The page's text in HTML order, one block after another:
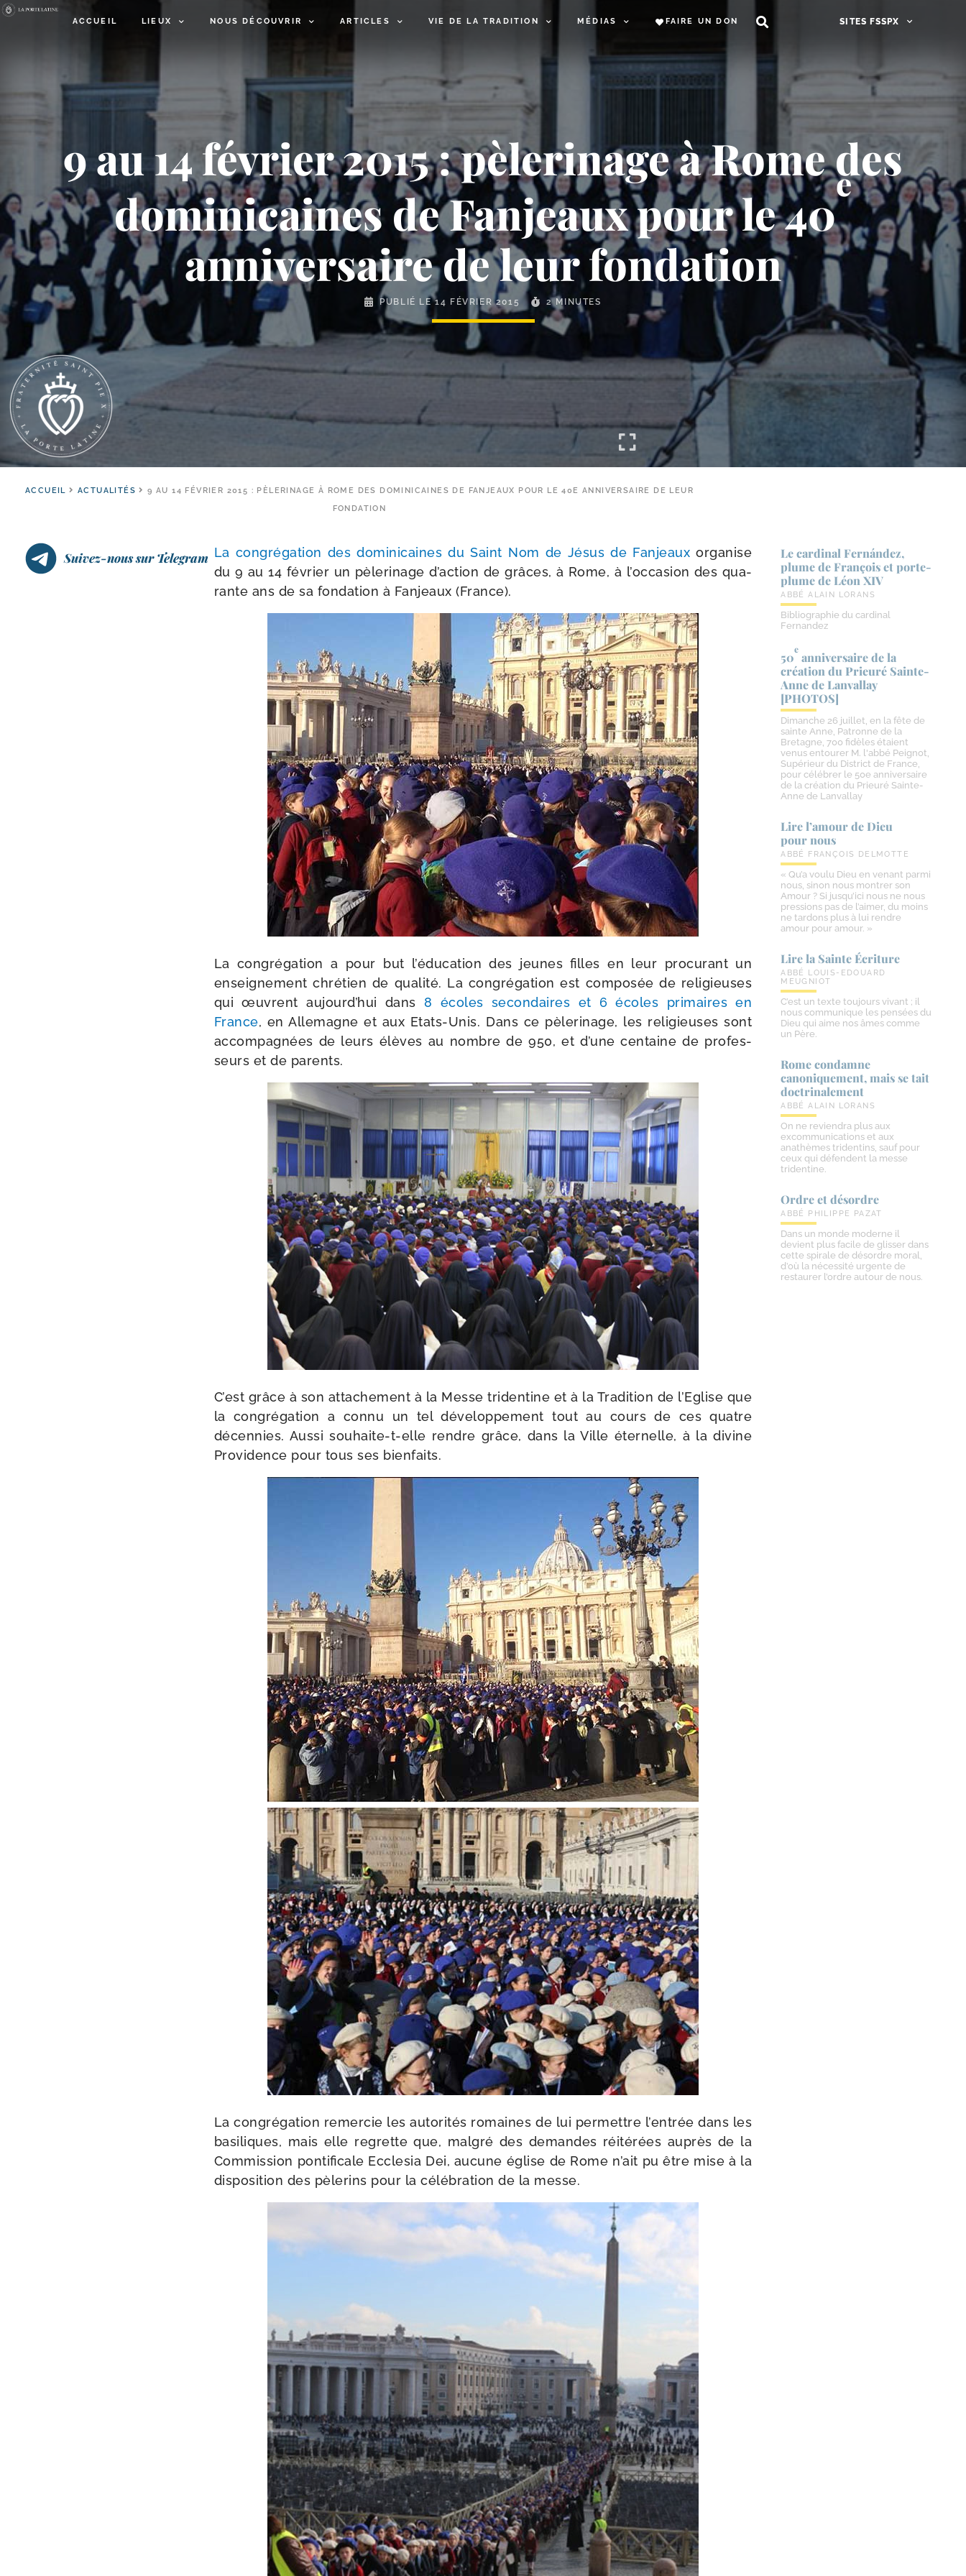
ACCUEIL LIEUX NOUS DÉCOUVRIR ARTICLES VIE DE LA TRADITION MÉDIAS FAIRE UN DON SITES FSSPX
9 au 14 février 2015 : pèlerinage à Rome des
dominicaines de Fanjeaux pour le 40
e
anniversaire de leur fondation
PUBLIÉ LE14 FÉVRIER 2015 2 MINUTES
ACCUEIL ACTUALITÉS
9 AU 14 FÉVRIER 2015 : PÈLERINAGE À ROME DES DOMINICAINES DE FANJEAUX POUR LE 40E ANNIVERSAIRE DE LEUR
FONDATION
Suivez-nous sur Telegram La congré­ga­tion des domi­ni­caines du Saint Nom de Jésus de Fanjeaux orga­nise
du 9 au 14 février un pèle­ri­nage d’action de grâces, à Rome, à l’occasion des qua­
rante ans de sa fon­da­tion à Fanjeaux (France).
La congré­ga­tion a pour but l’éducation des jeunes filles en leur pro­cu­rant un
ensei­gne­ment chré­tien de qua­li­té. La congré­ga­tion est com­po­sée de reli­gieuses
qui œuvrent aujourd’hui dans 8 écoles secon­daires et 6 écoles pri­maires en
France, en Allemagne et aux Etats-​Unis. Dans ce pèle­ri­nage, les reli­gieuses sont
accom­pa­gnées de leurs élèves au nombre de 950, et d’une cen­taine de pro­fes­
seurs et de parents.
C’est grâce à son atta­che­ment à la Messe tri­den­tine et à la Tradition de l’Eglise que
la congré­ga­tion a connu un tel déve­lop­pe­ment tout au cours de ces quatre
décen­nies. Aussi souhaite-​t-​elle rendre grâce, dans la Ville éter­nelle, à la divine
Providence pour tous ses bienfaits.
La congré­ga­tion remer­cie les auto­ri­tés romaines de lui per­mettre l’entrée dans les
basi­liques, mais elle regrette que, mal­gré des demandes réité­rées auprès de la
Commission pon­ti­fi­cale Ecclesia Dei, aucune église de Rome n’ait pu être mise à la
dis­po­si­tion des pèle­rins pour la célé­bra­tion de la messe.
Le cardinal Fernández,
plume de François et porte-​
plume de Léon XIV
ABBÉ ALAIN LORANS
Bibliographie du cardinal
Fernandez
50
e
anniversaire de la
création du Prieuré Sainte-​
Anne de Lanvallay
[PHOTOS]
Dimanche 26 juillet, en la fête de
sainte Anne, Patronne de la
Bretagne, 700 fidèles étaient
venus entourer M. l'abbé Peignot,
Supérieur du District de France,
pour célébrer le 50e anniversaire
de la création du Prieuré Sainte-
Anne de Lanvallay
Lire l’amour de Dieu
pour nous
ABBÉ FRANÇOIS DELMOTTE
« Qu’a voulu Dieu en venant parmi
nous, sinon nous montrer son
Amour ? Si jusqu’ici nous ne nous
pressions pas de l’aimer, du moins
ne tardons plus à lui rendre
amour pour amour. »
Lire la Sainte Écriture
ABBÉ LOUIS-EDOUARD
MEUGNIOT
C’est un texte toujours vivant ; il
nous communique les pensées du
Dieu qui aime nos âmes comme
un Père.
Rome condamne
canoniquement, mais se tait
doctrinalement
ABBÉ ALAIN LORANS
On ne reviendra plus aux
excommunications et aux
anathèmes tridentins, sauf pour
ceux qui défendent la messe
tridentine.
Ordre et désordre
ABBÉ PHILIPPE PAZAT
Dans un monde moderne il
devient plus facile de glisser dans
cette spirale de désordre moral,
d’où la nécessité urgente de
restaurer l’ordre autour de nous.